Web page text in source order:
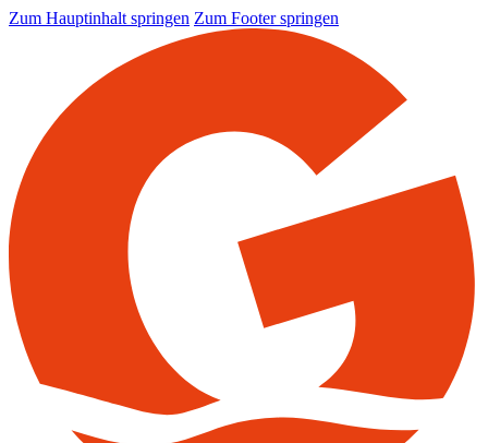
Zum Hauptinhalt springen Zum Footer springen